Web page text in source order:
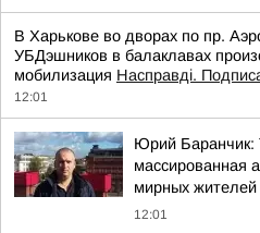
В Харькове во дворах по пр.
УБДэшников в балаклавах
мобилизация Насправді.
12:01
Юрий Баранчик:
массированная
мирных жителей
12:01